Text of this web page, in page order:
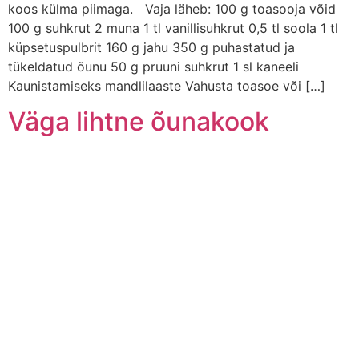
koos külma piimaga. Vaja läheb: 100 g toasooja võid
100 g suhkrut 2 muna 1 tl vanillisuhkrut 0,5 tl soola 1 tl
küpsetuspulbrit 160 g jahu 350 g puhastatud ja
tükeldatud õunu 50 g pruuni suhkrut 1 sl kaneeli
Kaunistamiseks mandlilaaste Vahusta toasoe või […]
Väga lihtne õunakook